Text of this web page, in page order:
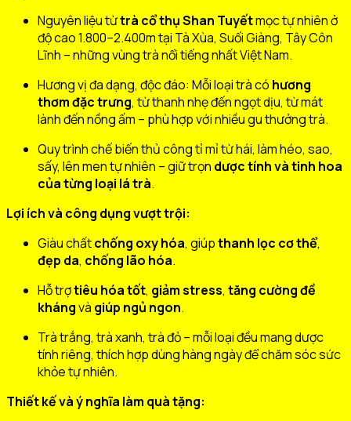
Nguyên liệu từtrà cổ thụ Shan Tuyếtmọc tự nhiên ở
độ cao 1.800–2.400m tại Tà Xùa, Suối Giàng, Tây Côn
Lĩnh – những vùng trà nổi tiếng nhất Việt Nam.
Hương vị đa dạng, độc đáo: Mỗi loại trà có hương
thơm đặc trưng, từ thanh nhẹ đến ngọt dịu, từ mát
lành đến nồng ấm – phù hợp với nhiều gu thưởng trà.
Quy trình chế biến thủ công tỉ mỉ từ hái, làm héo, sao,
sấy, lên men tự nhiên – giữ trọn dược tính và tinh hoa
của từng loại lá trà.
Lợi ích và công dụng vượt trội:
Giàu chấtchống oxy hóa, giúpthanh lọc cơ thể,
đẹp da, chống lão hóa.
Hỗ trợtiêu hóa tốt, giảm stress, tăng cường đề
khángvà giúp ngủ ngon.
Trà trắng, trà xanh, trà đỏ – mỗi loại đều mang dược
tính riêng, thích hợp dùng hàng ngày để chăm sóc sức
khỏe tự nhiên.
Thiết kế và ý nghĩa làm quà tặng: